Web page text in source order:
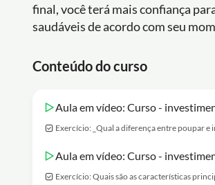
final, você terá mais confiança
saudáveis de acordo com seu
Conteúdo do curso
Aula em vídeo: Curso -
Exercício: _Qual a diferença entre poupar e
Aula em vídeo: Curso -
Exercício: Quais são as características